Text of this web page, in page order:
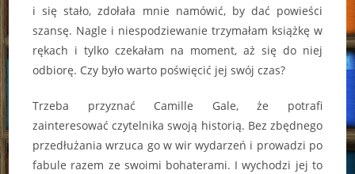
i się stało, zdołała mnie namówić, by dać powieści
szansę. Nagle i niespodziewanie trzymałam książkę w
rękach i tylko czekałam na moment, aż się do niej
odbiorę. Czy było warto poświęcić jej swój czas?
Trzeba przyznać Camille Gale, że potrafi
zainteresować czytelnika swoją historią. Bez zbędnego
przedłużania wrzuca go w wir wydarzeń i prowadzi po
fabule razem ze swoimi bohaterami. I wychodzi jej to